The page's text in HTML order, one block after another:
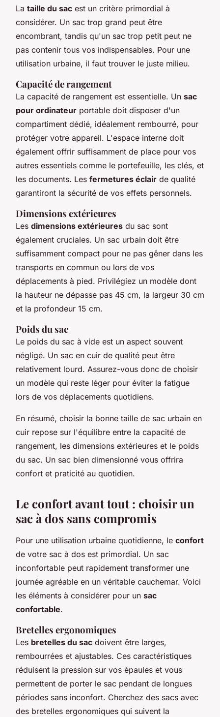
La taille du sac est un critère primordial à
considérer. Un sac trop grand peut être
encombrant, tandis qu'un sac trop petit peut ne
pas contenir tous vos indispensables. Pour une
utilisation urbaine, il faut trouver le juste milieu.
Capacité de rangement
La capacité de rangement est essentielle. Un sac
pour ordinateur portable doit disposer d'un
compartiment dédié, idéalement rembourré, pour
protéger votre appareil. L'espace interne doit
également offrir suffisamment de place pour vos
autres essentiels comme le portefeuille, les clés, et
les documents. Les fermetures éclair de qualité
garantiront la sécurité de vos effets personnels.
Dimensions extérieures
Les dimensions extérieures du sac sont
également cruciales. Un sac urbain doit être
suffisamment compact pour ne pas gêner dans les
transports en commun ou lors de vos
déplacements à pied. Privilégiez un modèle dont
la hauteur ne dépasse pas 45 cm, la largeur 30 cm
et la profondeur 15 cm.
Poids du sac
Le poids du sac à vide est un aspect souvent
négligé. Un sac en cuir de qualité peut être
relativement lourd. Assurez-vous donc de choisir
un modèle qui reste léger pour éviter la fatigue
lors de vos déplacements quotidiens.
En résumé, choisir la bonne taille de sac urbain en
cuir repose sur l'équilibre entre la capacité de
rangement, les dimensions extérieures et le poids
du sac. Un sac bien dimensionné vous offrira
confort et praticité au quotidien.
Le confort avant tout : choisir un
sac à dos sans compromis
Pour une utilisation urbaine quotidienne, le confort
de votre sac à dos est primordial. Un sac
inconfortable peut rapidement transformer une
journée agréable en un véritable cauchemar. Voici
les éléments à considérer pour un sac
confortable.
Bretelles ergonomiques
Les bretelles du sac doivent être larges,
rembourrées et ajustables. Ces caractéristiques
réduisent la pression sur vos épaules et vous
permettent de porter le sac pendant de longues
périodes sans inconfort. Cherchez des sacs avec
des bretelles ergonomiques qui suivent la